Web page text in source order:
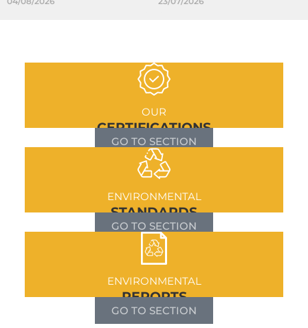
OUR
CERTIFICATIONS
GO TO SECTION
ENVIRONMENTAL
STANDARDS
GO TO SECTION
ENVIRONMENTAL
REPORTS
GO TO SECTION